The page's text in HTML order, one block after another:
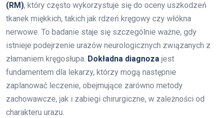
(RM), który często wykorzystuje się do oceny uszkodzeń
tkanek miękkich, takich jak rdzeń kręgowy czy włókna
nerwowe. To badanie staje się szczególnie ważne, gdy
istnieje podejrzenie urazów neurologicznych związanych z
złamaniem kręgosłupa. Dokładna diagnoza jest
fundamentem dla lekarzy, którzy mogą następnie
zaplanować leczenie, obejmujące zarówno metody
zachowawcze, jak i zabiegi chirurgiczne, w zależności od
charakteru urazu.